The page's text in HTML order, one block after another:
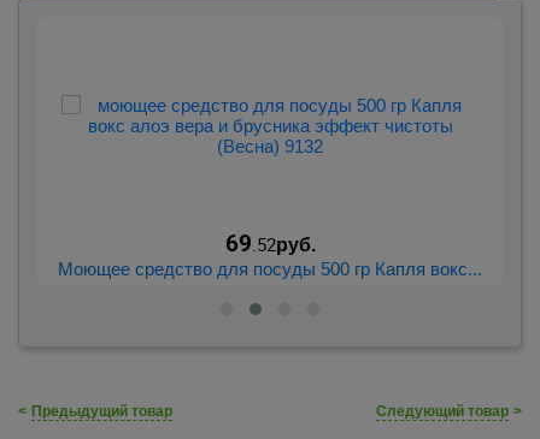
69.52руб.
Моющее средство для посуды 500 гр Капля вокс...
< Предыдущий товар Следующий товар >